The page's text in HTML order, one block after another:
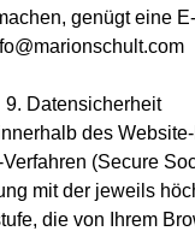
genügt eine
9. Datensicherheit
des
(Secure
mit der jeweils
die von Ihrem